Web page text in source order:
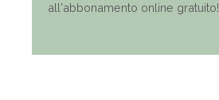
all'abbonamento online gratuito!